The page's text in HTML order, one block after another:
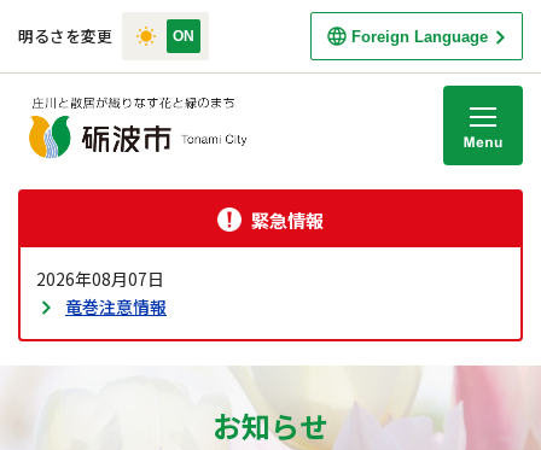
明るさを変更 Foreign Language
緊急情報
2026年08月07日
竜巻注意情報
お知らせ